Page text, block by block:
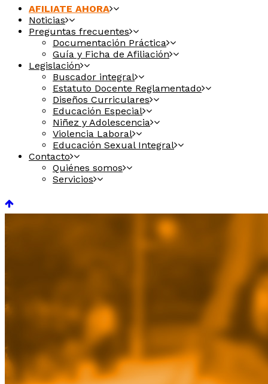
AFILIATE AHORA
Noticias
Preguntas frecuentes
Documentación Práctica
Guía y Ficha de Afiliación
Legislación
Buscador integral
Estatuto Docente Reglamentado
Diseños Curriculares
Educación Especial
Niñez y Adolescencia
Violencia Laboral
Educación Sexual Integral
Contacto
Quiénes somos
Servicios